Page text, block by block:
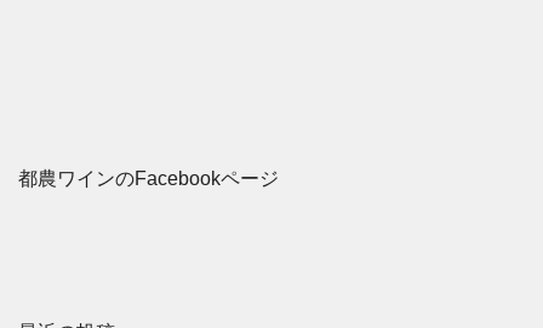
都農ワインのFacebookページ